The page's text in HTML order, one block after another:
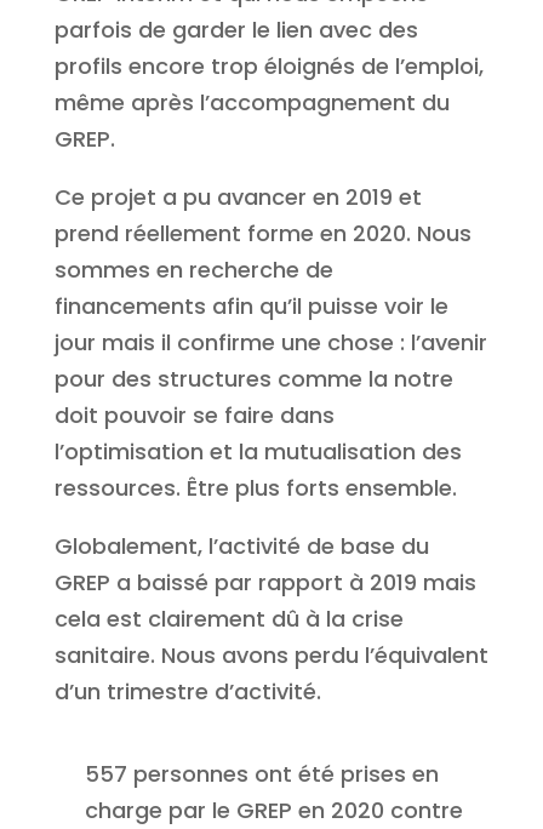
parfois de garder le lien avec des
profils encore trop éloignés de l’emploi,
même après l’accompagnement du
GREP.
Ce projet a pu avancer en 2019 et
prend réellement forme en 2020. Nous
sommes en recherche de
financements afin qu’il puisse voir le
jour mais il confirme une chose : l’avenir
pour des structures comme la notre
doit pouvoir se faire dans
l’optimisation et la mutualisation des
ressources. Être plus forts ensemble.
Globalement, l’activité de base du
GREP a baissé par rapport à 2019 mais
cela est clairement dû à la crise
sanitaire. Nous avons perdu l’équivalent
d’un trimestre d’activité.
557 personnes ont été prises en
charge par le GREP en 2020 contre